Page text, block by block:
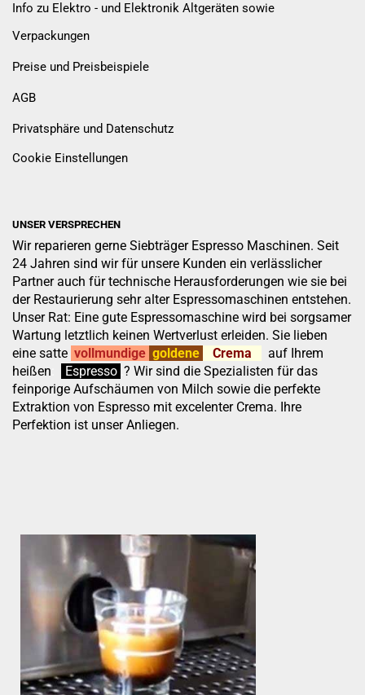
Info zu Elektro - und Elektronik Altgeräten sowie
Verpackungen
Preise und Preisbeispiele
AGB
Privatsphäre und Datenschutz
Cookie Einstellungen
UNSER VERSPRECHEN
Wir reparieren gerne Siebträger Espresso Maschinen. Seit
24 Jahren sind wir für unsere Kunden ein verlässlicher
Partner auch für technische Herausforderungen wie sie bei
der Restaurierung sehr alter Espressomaschinen entstehen.
Unser Rat: Eine gute Espressomaschine wird bei sorgsamer
Wartung letztlich keinen Wertverlust erleiden. Sie lieben
eine satte vollmundige goldene Crema
auf Ihrem
heißen
Espresso ? Wir sind die Spezialisten für das
feinporige Aufschäumen von Milch sowie die perfekte
Extraktion von Espresso mit excelenter Crema. Ihre
Perfektion ist unser Anliegen.